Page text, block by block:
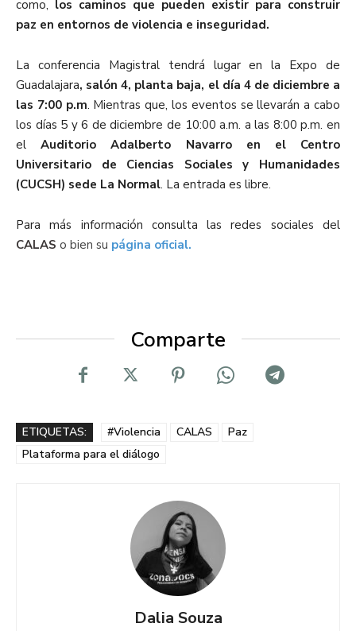
como, los caminos que pueden existir para construir
paz en entornos de violencia e inseguridad.
La conferencia Magistral tendrá lugar en la Expo de
Guadalajara, salón 4, planta baja, el día 4 de diciembre a
las 7:00 p.m. Mientras que, los eventos se llevarán a cabo
los días 5 y 6 de diciembre de 10:00 a.m. a las 8:00 p.m. en
elAuditorio Adalberto Navarro en el Centro
Universitario de Ciencias Sociales y Humanidades
(CUCSH) sede La Normal. La entrada es libre.
Para más información consulta las redes sociales del
CALAS o bien su página oficial.
Comparte
ETIQUETAS: #Violencia CALAS
Paz
Plataforma para el diálogo
Dalia Souza